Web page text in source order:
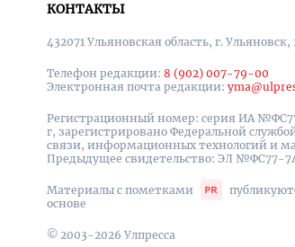
КОНТАКТЫ
432071 Ульяновская область, г.
Телефон редакции: 8 (902) 007-79-00
Электронная почта редакции:
Регистрационный номер: серия ИА
г, зарегистрировано Федеральной
связи, информационных технологий и
Предыдущее свидетельство: ЭЛ №ФС77-
Материалы с пометками
основе
© 2003-2026 Улпресса